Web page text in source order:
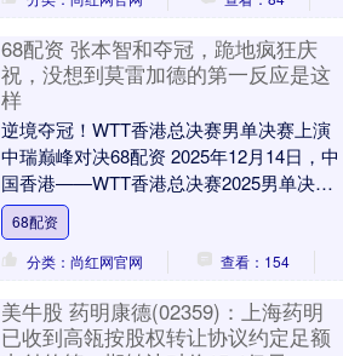
68配资 张本智和夺冠，跪地疯狂庆
祝，没想到莫雷加德的第一反应是这
样
逆境夺冠！WTT香港总决赛男单决赛上演
中瑞巅峰对决68配资 2025年12月14日，中
国香港——WTT香港总决赛2025男单决赛
在张本智和与特鲁斯·之间展开，两....
68配资
分类：尚红网官网
查看：154
美牛股 药明康德(02359)：上海药明
已收到高瓴按股权转让协议约定足额